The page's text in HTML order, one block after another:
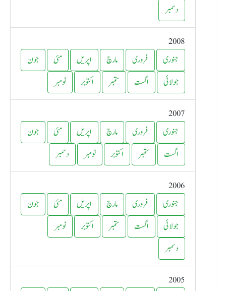
دسمبر
2008
جنوری
فروری مارچ اپریل مئی
جون
جولائی
اگست ستمبر اکتوبر نومبر
2007
جنوری
فروری مارچ اپریل مئی
جون
اگست
ستمبر اکتوبر نومبر دسمبر
2006
جنوری
فروری مارچ اپریل مئی
جون
جولائی
اگست ستمبر اکتوبر
نومبر
دسمبر
2005